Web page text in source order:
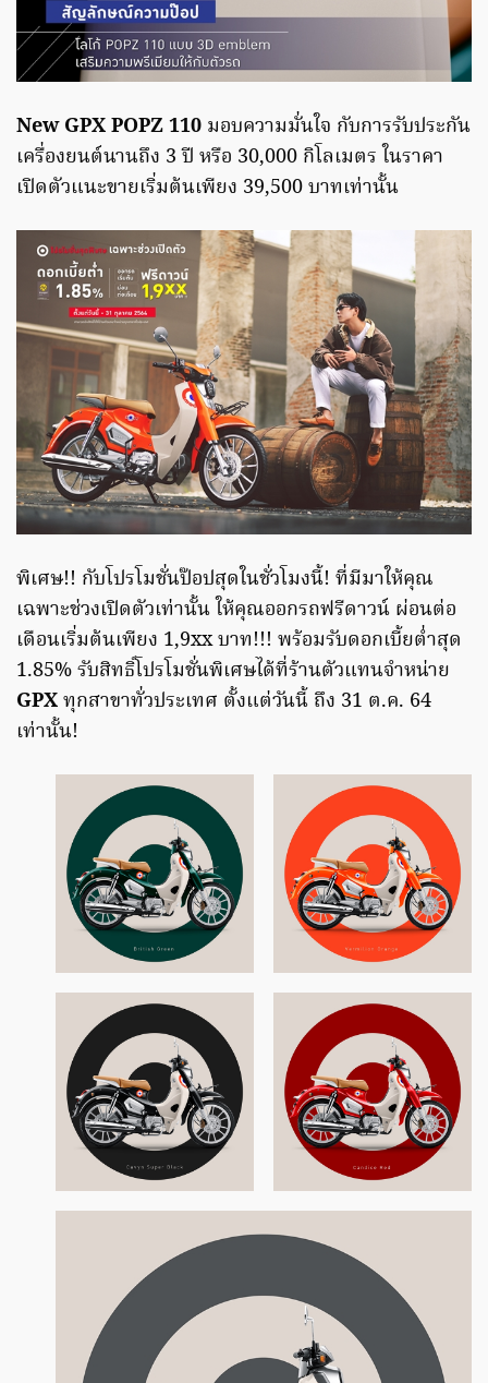
New GPX POPZ 110 มอบความมั่นใจ กับการรับประกัน
เครื่องยนต์นานถึง 3 ปี หรือ 30,000 กิโลเมตร ในราคา
เปิดตัวแนะขายเริ่มต้นเพียง 39,500 บาทเท่านั้น
พิเศษ!! กับโปรโมชั่นป๊อปสุดในชั่วโมงนี้! ที่มีมาให้คุณ
เฉพาะช่วงเปิดตัวเท่านั้น ให้คุณออกรถฟรีดาวน์ ผ่อนต่อ
เดือนเริ่มต้นเพียง 1,9xx บาท!!! พร้อมรับดอกเบี้ยต่ำสุด
1.85% รับสิทธิ์โปรโมชั่นพิเศษได้ที่ร้านตัวแทนจำหน่าย
GPXทุกสาขาทั่วประเทศ ตั้งแต่วันนี้ ถึง 31 ต.ค. 64
เท่านั้น!